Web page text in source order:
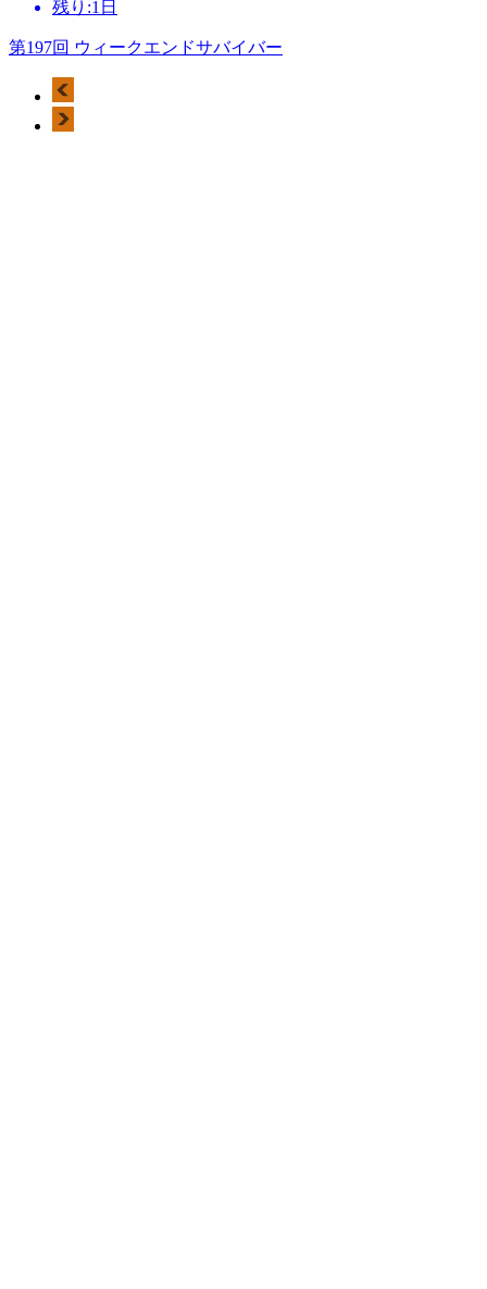
残り:1日
第197回 ウィークエンドサバイバー